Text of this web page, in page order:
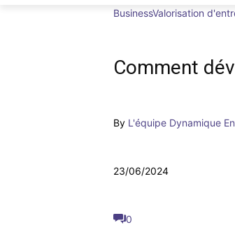
BusinessValorisation
Comment
By L'équipe Dynamique
23/06/2024
0